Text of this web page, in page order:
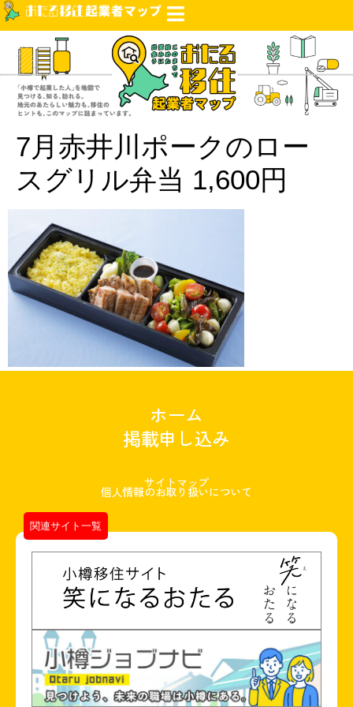
7月赤井川ポークのロー
スグリル弁当 1,600円
ホーム
掲載申し込み
サイトマップ
個人情報のお取り扱いについて
関連サイト一覧